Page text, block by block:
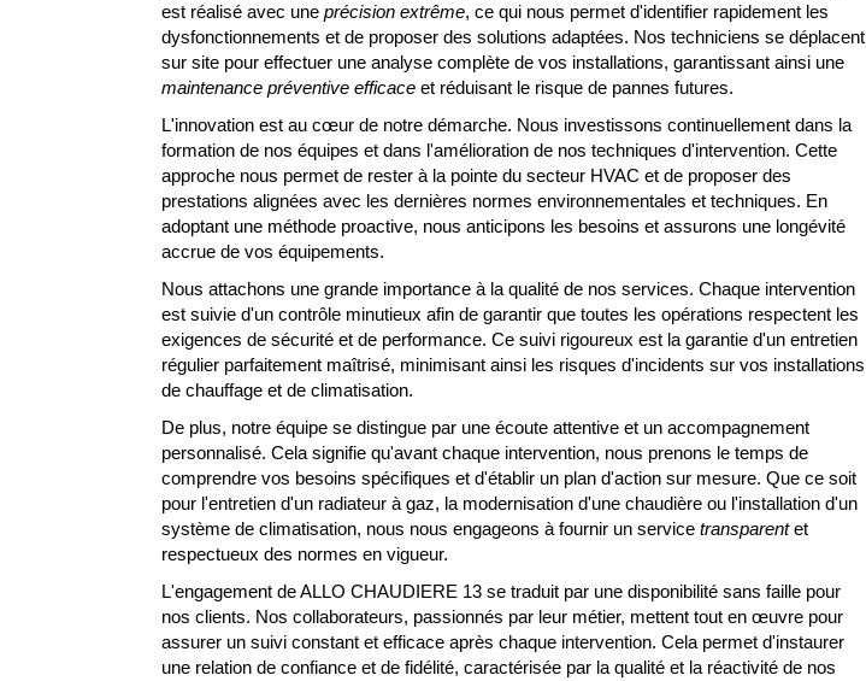
est réalisé avec uneprécision extrême, ce qui nous permet d'identifier rapidement les
dysfonctionnements et de proposer des solutions adaptées. Nos techniciens se déplacent
sur site pour effectuer une analyse complète de vos installations, garantissant ainsi une
maintenance préventive efficace et réduisant le risque de pannes futures.
L'innovation est au cœur de notre démarche. Nous investissons continuellement dans la
formation de nos équipes et dans l'amélioration de nos techniques d'intervention. Cette
approche nous permet de rester à la pointe du secteur HVAC et de proposer des
prestations alignées avec les dernières normes environnementales et techniques. En
adoptant une méthode proactive, nous anticipons les besoins et assurons une longévité
accrue de vos équipements.
Nous attachons une grande importance à la qualité de nos services. Chaque intervention
est suivie d'un contrôle minutieux afin de garantir que toutes les opérations respectent les
exigences de sécurité et de performance. Ce suivi rigoureux est la garantie d'un entretien
régulier parfaitement maîtrisé, minimisant ainsi les risques d'incidents sur vos installations
de chauffage et de climatisation.
De plus, notre équipe se distingue par une écoute attentive et un accompagnement
personnalisé. Cela signifie qu'avant chaque intervention, nous prenons le temps de
comprendre vos besoins spécifiques et d'établir un plan d'action sur mesure. Que ce soit
pour l'entretien d'un radiateur à gaz, la modernisation d'une chaudière ou l'installation d'un
système de climatisation, nous nous engageons à fournir un servicetransparentet
respectueux des normes en vigueur.
L'engagement de ALLO CHAUDIERE 13 se traduit par une disponibilité sans faille pour
nos clients. Nos collaborateurs, passionnés par leur métier, mettent tout en œuvre pour
assurer un suivi constant et efficace après chaque intervention. Cela permet d'instaurer
une relation de confiance et de fidélité, caractérisée par la qualité et la réactivité de nos